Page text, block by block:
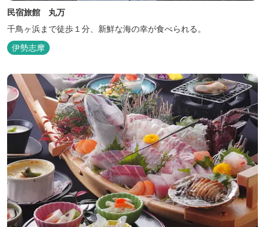
民宿旅館 丸万
千鳥ヶ浜まで徒歩１分、新鮮な海の幸が食べられる。
伊勢志摩